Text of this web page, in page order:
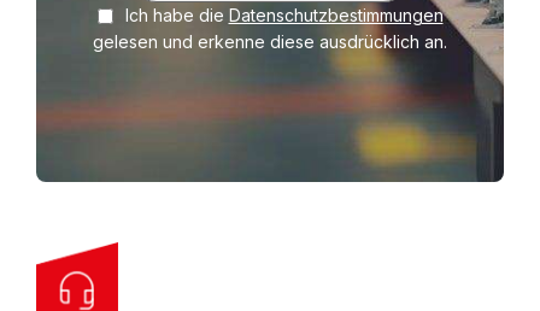
sich somit optimal unterschiedlicheen Kontouren an.
Weitere Folienausführungen auf Anfrage:
Line® : Folie auf kostengünstiger Polyethylen
(PE 50 µ) Basis, sepziell für leichte und flache
Produkte. Hohe Spannkraft und sehr gute
ESDLine®
Polyurethan (PU ESD 50 µ) Basis, zum Schutz
o
O
u
Ich habe die Datenschutzbestimmungen
gelesen und erkenne diese ausdrücklich an.